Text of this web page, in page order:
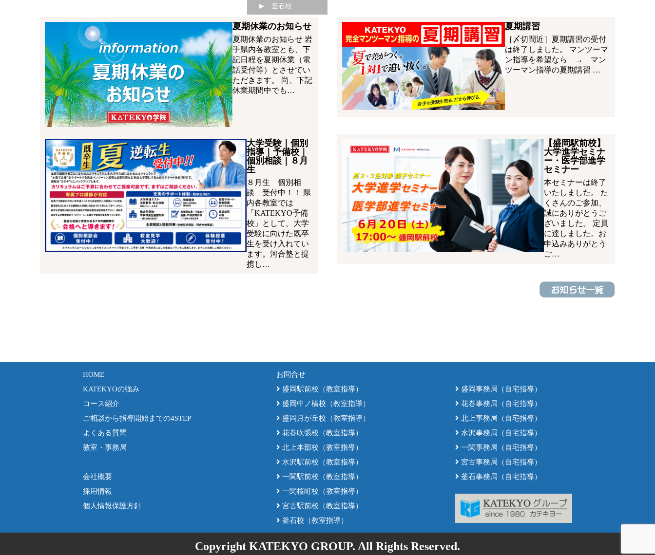
釜石校
夏期休業のお知らせ
夏期休業のお知らせ 岩
手県内各教室とも、下
記日程を夏期休業（電
話受付等）とさせてい
ただきます。 尚、下記
休業期間中でも…
夏期講習
［〆切間近］夏期講習の受付
は終了しました。 マンツーマ
ン指導を希望なら → マン
ツーマン指導の夏期講習 …
大学受験｜個別
指導｜予備校｜
個別相談｜８月
生
８月生 個別相
談 受付中！！ 県
内各教室では
「KATEKYO予備
校」として、大学
受験に向けた既卒
生を受け入れてい
ます。河合塾と提
携し…
【盛岡駅前校】
大学進学セミナ
ー・医学部進学
セミナー
本セミナーは終了
いたしました。 た
くさんのご参加、
誠にありがとうご
ざいました。 定員
に達しました。お
申込みありがとう
ご…
HOME
KATEKYOの強み
コース紹介
ご相談から指導開始までの4STEP
よくある質問
教室・事務局
会社概要
採用情報
個人情報保護方針
お問合せ
盛岡駅前校（教室指導）
盛岡中ノ橋校（教室指導）
盛岡月が丘校（教室指導）
花巻吹張校（教室指導）
北上本部校（教室指導）
水沢駅前校（教室指導）
一関駅前校（教室指導）
一関桜町校（教室指導）
宮古駅前校（教室指導）
釜石校（教室指導）
盛岡事務局（自宅指導）
花巻事務局（自宅指導）
北上事務局（自宅指導）
水沢事務局（自宅指導）
一関事務局（自宅指導）
宮古事務局（自宅指導）
釜石事務局（自宅指導）
Copyright KATEKYO GROUP. All Rights Reserved.